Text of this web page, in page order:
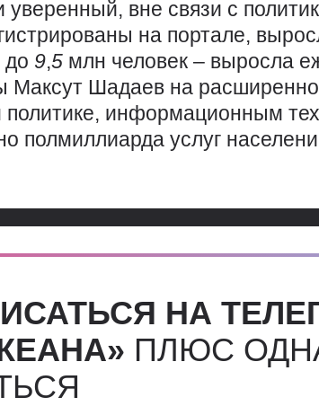
вне связи с
на портале,
до 9,5 млн человек – выросла
Максут Шадаев на
информационным
полмиллиарда услуг
НА
ПЛЮС